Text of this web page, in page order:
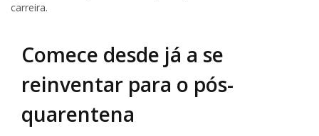
carreira.
Comece desde já a se
reinventar para o pós-
quarentena